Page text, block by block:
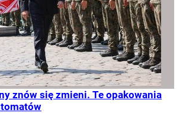
znów się zmieni. Te opakowania